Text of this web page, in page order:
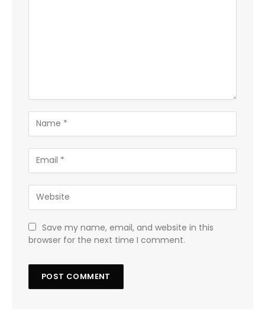
Save my name, email, and website in this
browser for the next time I comment.